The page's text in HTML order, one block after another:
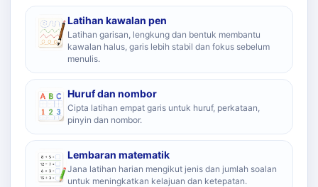
Latihan kawalan pen
Latihan garisan, lengkung dan bentuk membantu
kawalan halus, garis lebih stabil dan fokus sebelum
menulis.
Huruf dan nombor
Cipta latihan empat garis untuk huruf, perkataan,
pinyin dan nombor.
Lembaran matematik
Jana latihan harian mengikut jenis dan jumlah soalan
untuk meningkatkan kelajuan dan ketepatan.